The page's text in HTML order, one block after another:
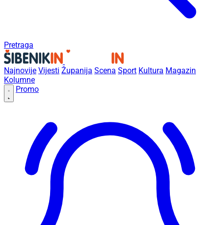
Pretraga
Najnovije Vijesti Županija Scena Sport Kultura Magazin
Kolumne
Promo